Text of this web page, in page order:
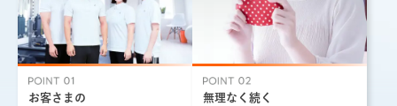
お客さまの
無理なく続く